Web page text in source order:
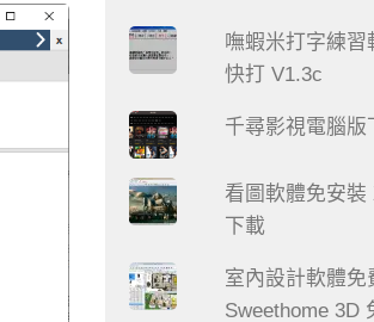
嘸蝦米打字練習
快打 V1.3c
千尋影視電腦版
看圖軟體免安裝
下載
室內設計軟體免
Sweethome 3D